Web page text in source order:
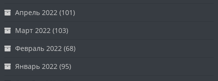
Апрель 2022 (101)
Март 2022 (103)
Февраль 2022 (68)
Январь 2022 (95)